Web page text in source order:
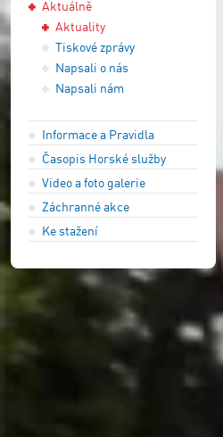
Aktuálně
Aktuality
Tiskové zprávy
Napsali o nás
Napsali nám
Informace a Pravidla
Časopis Horské služby
Video a foto galerie
Záchranné akce
Ke stažení